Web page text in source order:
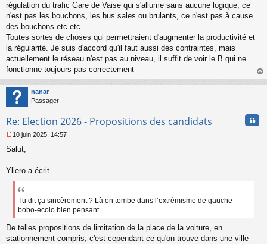
régulation du trafic Gare de Vaise qui s'allume sans aucune logique, ce
n'est pas les bouchons, les bus sales ou brulants, ce n'est pas à cause
des bouchons etc etc
Toutes sortes de choses qui permettraient d'augmenter la productivité et
la régularité. Je suis d'accord qu'il faut aussi des contraintes, mais
actuellement le réseau n'est pas au niveau, il suffit de voir le B qui ne
fonctionne toujours pas correctement
au
nanar
Passager
Re: Election 2026 - Propositions des candidats
e
s
l
u
10 juin 2025, 14:57
Salut,
Yliero a écrit
Tu dit ça sincèrement ? Là on tombe dans l’extrémisme de gauche
bobo-ecolo bien pensant..
De telles propositions de limitation de la place de la voiture, en
stationnement compris, c'est cependant ce qu'on trouve dans une ville